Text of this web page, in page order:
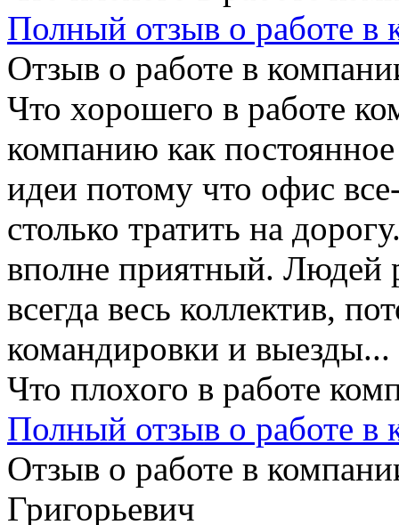
Полный отзыв о работе в
Отзыв о работе в
Что хорошего в работе
компанию как постоянное
идеи потому что офис
столько тратить на
вполне приятный. Людей
всегда весь коллектив,
командировки и выезды...
Что плохого в работе
Полный отзыв о работе в
Отзыв о работе в
Григорьевич